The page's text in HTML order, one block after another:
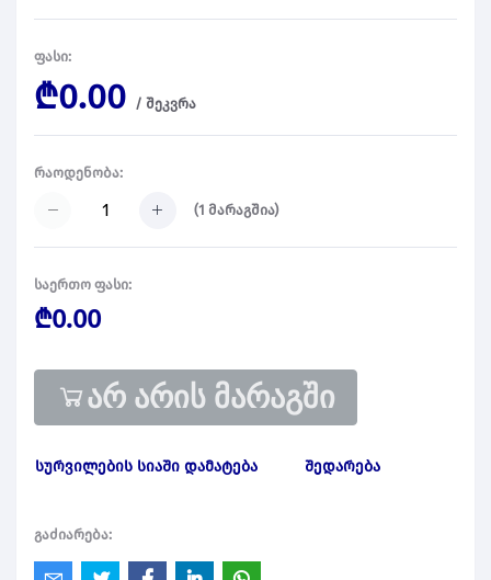
ფასი:
₾0.00 / შეკვრა
რაოდენობა:
(1 მარაგშია)
საერთო ფასი:
₾0.00
არ არის მარაგში
სურვილების სიაში დამატება შედარება
გაძიარება: